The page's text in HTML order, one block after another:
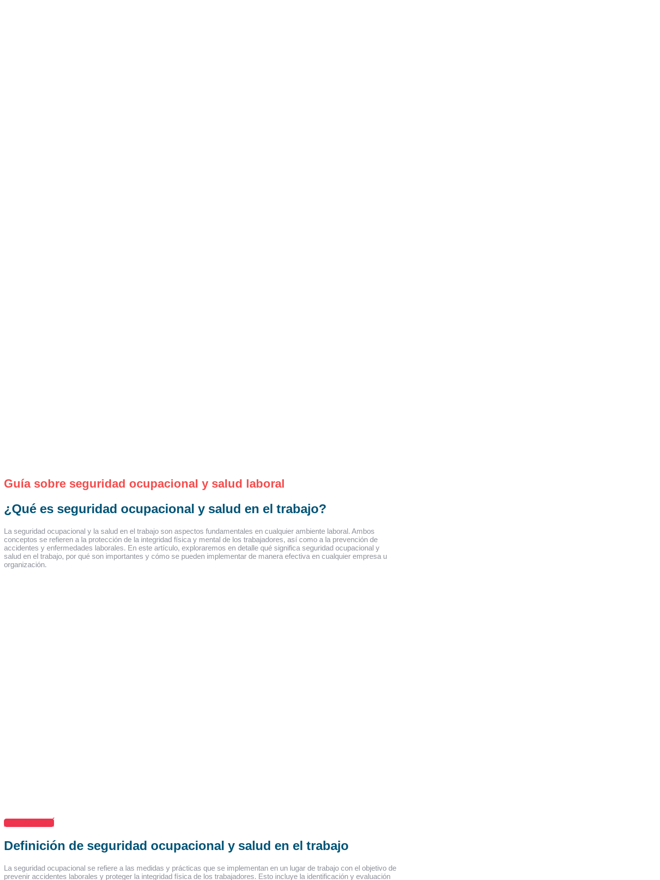
Guía sobre seguridad ocupacional y salud laboral
¿Qué es seguridad ocupacional y salud en el trabajo?
La seguridad ocupacional y la salud en el trabajo son aspectos fundamentales en cualquier ambiente laboral. Ambos
conceptos se refieren a la protección de la integridad física y mental de los trabajadores, así como a la prevención de
accidentes y enfermedades laborales. En este artículo, exploraremos en detalle qué significa seguridad ocupacional y
salud en el trabajo, por qué son importantes y cómo se pueden implementar de manera efectiva en cualquier empresa u
organización.
COTIZA AQUÍ
Definición de seguridad ocupacional y salud en el trabajo
La seguridad ocupacional se refiere a las medidas y prácticas que se implementan en un lugar de trabajo con el objetivo de
prevenir accidentes laborales y proteger la integridad física de los trabajadores. Esto incluye la identificación y evaluación